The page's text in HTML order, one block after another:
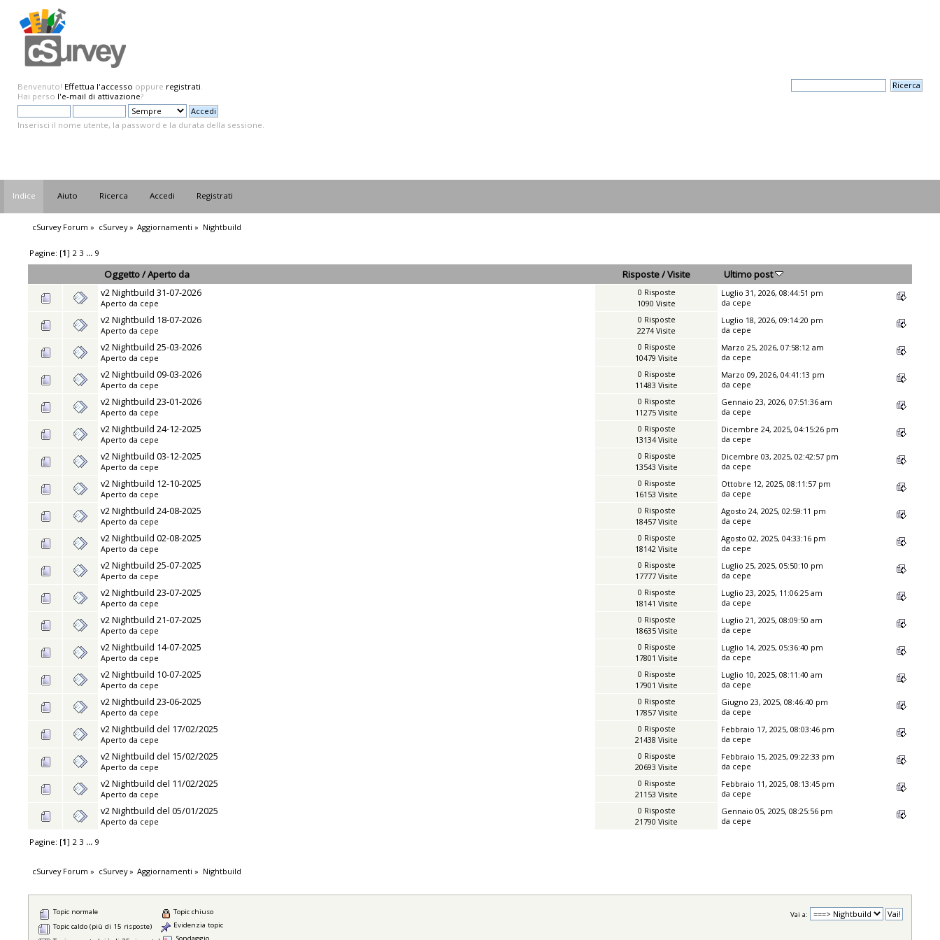
Benvenuto! Effettua l'accesso oppure registrati.
Hai perso l'e-mail di attivazione?
Inserisci il nome utente, la password e la durata della sessione.
Indice Aiuto Ricerca Accedi Registrati
cSurvey Forum » cSurvey» Aggiornamenti » Nightbuild
Pagine: [1] 2 3 ... 9
Oggetto/Aperto da Risposte/Visite
Ultimo post
v2 Nightbuild 31-07-2026
Aperto da cepe
0 Risposte
1090 Visite
Luglio 31, 2026, 08:44:51 pm
da cepe
v2 Nightbuild 18-07-2026
Aperto da cepe
0 Risposte
2274 Visite
Luglio 18, 2026, 09:14:20 pm
da cepe
v2 Nightbuild 25-03-2026
Aperto da cepe
0 Risposte
10479 Visite
Marzo 25, 2026, 07:58:12 am
da cepe
v2 Nightbuild 09-03-2026
Aperto da cepe
0 Risposte
11483 Visite
Marzo 09, 2026, 04:41:13 pm
da cepe
v2 Nightbuild 23-01-2026
Aperto da cepe
0 Risposte
11275 Visite
Gennaio 23, 2026, 07:51:36 am
da cepe
v2 Nightbuild 24-12-2025
Aperto da cepe
0 Risposte
13134 Visite
Dicembre 24, 2025, 04:15:26 pm
da cepe
v2 Nightbuild 03-12-2025
Aperto da cepe
0 Risposte
13543 Visite
Dicembre 03, 2025, 02:42:57 pm
da cepe
v2 Nightbuild 12-10-2025
Aperto da cepe
0 Risposte
16153 Visite
Ottobre 12, 2025, 08:11:57 pm
da cepe
v2 Nightbuild 24-08-2025
Aperto da cepe
0 Risposte
18457 Visite
Agosto 24, 2025, 02:59:11 pm
da cepe
v2 Nightbuild 02-08-2025
Aperto da cepe
0 Risposte
18142 Visite
Agosto 02, 2025, 04:33:16 pm
da cepe
v2 Nightbuild 25-07-2025
Aperto da cepe
0 Risposte
17777 Visite
Luglio 25, 2025, 05:50:10 pm
da cepe
v2 Nightbuild 23-07-2025
Aperto da cepe
0 Risposte
18141 Visite
Luglio 23, 2025, 11:06:25 am
da cepe
v2 Nightbuild 21-07-2025
Aperto da cepe
0 Risposte
18635 Visite
Luglio 21, 2025, 08:09:50 am
da cepe
v2 Nightbuild 14-07-2025
Aperto da cepe
0 Risposte
17801 Visite
Luglio 14, 2025, 05:36:40 pm
da cepe
v2 Nightbuild 10-07-2025
Aperto da cepe
0 Risposte
17901 Visite
Luglio 10, 2025, 08:11:40 am
da cepe
v2 Nightbuild 23-06-2025
Aperto da cepe
0 Risposte
17857 Visite
Giugno 23, 2025, 08:46:40 pm
da cepe
v2 Nightbuild del 17/02/2025
Aperto da cepe
0 Risposte
21438 Visite
Febbraio 17, 2025, 08:03:46 pm
da cepe
v2 Nightbuild del 15/02/2025
Aperto da cepe
0 Risposte
20693 Visite
Febbraio 15, 2025, 09:22:33 pm
da cepe
v2 Nightbuild del 11/02/2025
Aperto da cepe
0 Risposte
21153 Visite
Febbraio 11, 2025, 08:13:45 pm
da cepe
v2 Nightbuild del 05/01/2025
Aperto da cepe
0 Risposte
21790 Visite
Gennaio 05, 2025, 08:25:56 pm
da cepe
Pagine: [1] 2 3 ... 9
cSurvey Forum » cSurvey» Aggiornamenti » Nightbuild
Vai a:
Topic normale
Topic caldo (più di 15 risposte)
Topic chiuso
Evidenzia topic
Sondaggio